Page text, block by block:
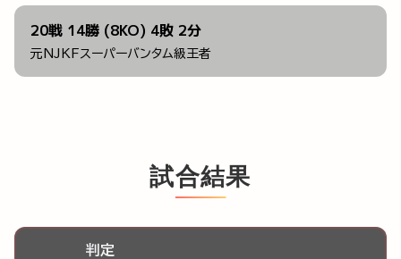
20戦 14勝 (8KO) 4敗 2分
元NJKFスーパーバンタム級王者
試合結果
判定